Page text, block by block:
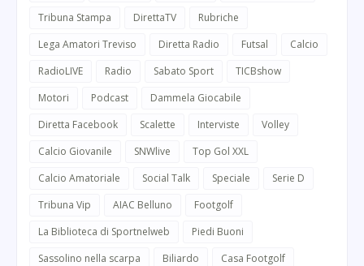
Tribuna Stampa
DirettaTV
Rubriche
Lega Amatori Treviso
Diretta Radio Futsal
Calcio
RadioLIVE
Radio Sabato Sport
TICBshow
Motori
Podcast
Dammela Giocabile
Diretta Facebook
Scalette Interviste
Volley
Calcio Giovanile
SNWlive
Top Gol XXL
Calcio Amatoriale
Social Talk Speciale
Serie D
Tribuna Vip
AIAC Belluno
Footgolf
La Biblioteca di Sportnelweb
Piedi Buoni
Sassolino nella scarpa
Biliardo
Casa Footgolf